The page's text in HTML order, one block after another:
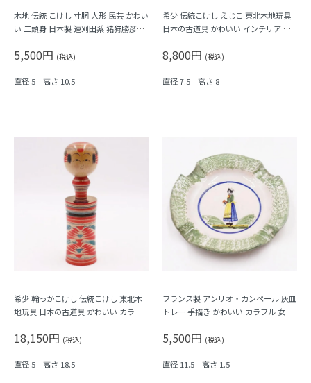
木地 伝統 こけし 寸胴 人形 民芸 かわい
い 二頭身 日本製 遠刈田系 猪狩勝彦作
5,500円 (税込)
直径 5 高さ 10.5
希少 伝統こけし えじこ 東北木地玩具
日本の古道具 かわいい インテリア ア
8,800円 (税込)
直径 7.5 高さ 8
希少 輪っかこけし 伝統こけし 東北木
地玩具 日本の古道具 かわいい カラフ
18,150円 (税込)
直径 5 高さ 18.5
フランス製 アンリオ・カンペール 灰皿
トレー 手描き かわいい カラフル 女性
5,500円 (税込)
直径 11.5 高さ 1.5